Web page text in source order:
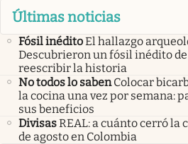
Últimas noticias
Fósil inéditoEl hallazgo
Descubrieron un fósil inédito
reescribir la historia
No todos lo saben Colocar
la cocina una vez por semana:
sus beneficios
DivisasREAL: a cuánto cerró la
de agosto en Colombia